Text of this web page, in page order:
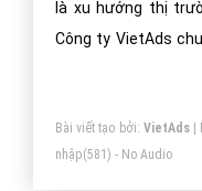
là xu hướng thị
Công ty VietAds
cách nhanh hiệu
Bài viết tạo bởi: VietAds|
nhập(581) - No Audio